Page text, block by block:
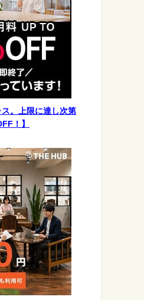
。上限に達し次第
！】